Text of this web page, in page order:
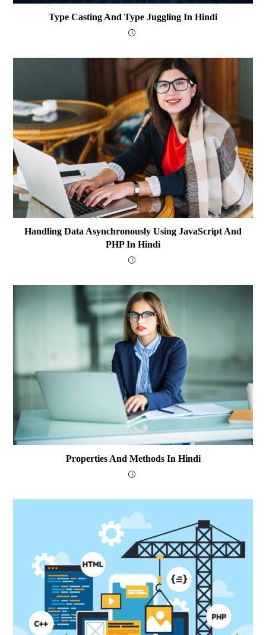
Type Casting And Type Juggling In Hindi
Handling Data Asynchronously Using JavaScript And
PHP In Hindi
Properties And Methods In Hindi